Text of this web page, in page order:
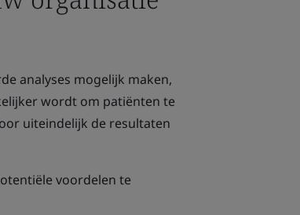
analyses mogelijk maken,
wordt om patiënten te
uiteindelijk de resultaten
voordelen te